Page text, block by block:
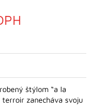
štýlom “a la
zanecháva svoju